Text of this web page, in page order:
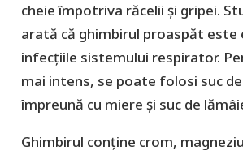
cheie împotriva răcelii și gripei.
arată că ghimbirul proaspăt este
infecțiile sistemului respirator.
mai intens, se poate folosi suc
împreună cu miere și suc de
Ghimbirul conține crom,